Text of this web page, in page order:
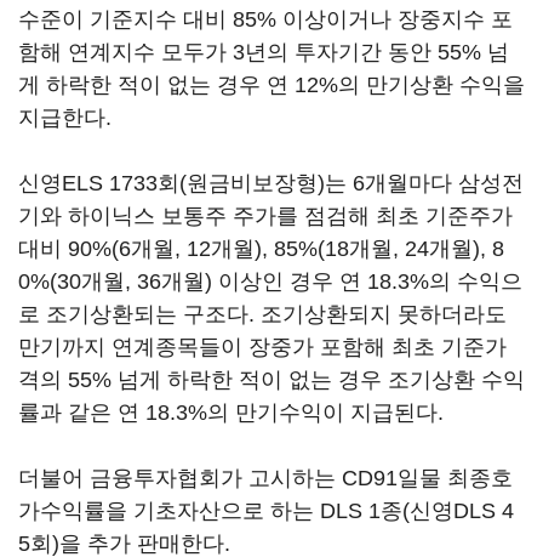
수준이 기준지수 대비 85% 이상이거나 장중지수 포
함해 연계지수 모두가 3년의 투자기간 동안 55% 넘
게 하락한 적이 없는 경우 연 12%의 만기상환 수익을
지급한다.
신영ELS 1733회(원금비보장형)는 6개월마다 삼성전
기와 하이닉스 보통주 주가를 점검해 최초 기준주가
대비 90%(6개월, 12개월), 85%(18개월, 24개월), 8
0%(30개월, 36개월) 이상인 경우 연 18.3%의 수익으
로 조기상환되는 구조다. 조기상환되지 못하더라도
만기까지 연계종목들이 장중가 포함해 최초 기준가
격의 55% 넘게 하락한 적이 없는 경우 조기상환 수익
률과 같은 연 18.3%의 만기수익이 지급된다.
더불어 금융투자협회가 고시하는 CD91일물 최종호
가수익률을 기초자산으로 하는 DLS 1종(신영DLS 4
5회)을 추가 판매한다.